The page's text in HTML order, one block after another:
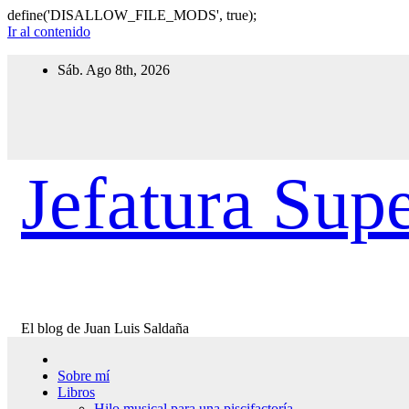
define('DISALLOW_FILE_MODS', true);
Ir al contenido
Sáb. Ago 8th, 2026
Jefatura
El blog de Juan Luis Saldaña
Sobre mí
Libros